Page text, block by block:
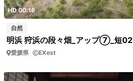
HD 00:16
自然
明浜 狩浜の段々畑_アップ⑦_短02
愛媛県 EXest